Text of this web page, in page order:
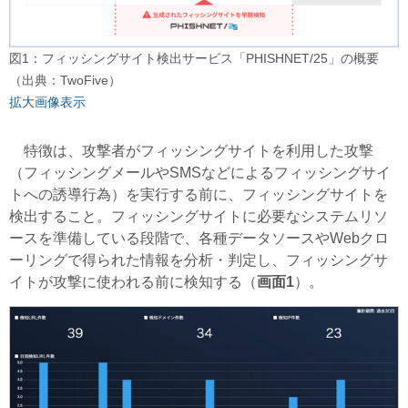
図1：フィッシングサイト検出サービス「PHISHNET/25」の概要
（出典：TwoFive）
拡大画像表示
特徴は、攻撃者がフィッシングサイトを利用した攻撃
（フィッシングメールやSMSなどによるフィッシングサイ
トへの誘導行為）を実行する前に、フィッシングサイトを
検出すること。フィッシングサイトに必要なシステムリソ
ースを準備している段階で、各種データソースやWebクロ
ーリングで得られた情報を分析・判定し、フィッシングサ
イトが攻撃に使われる前に検知する（画面1）。